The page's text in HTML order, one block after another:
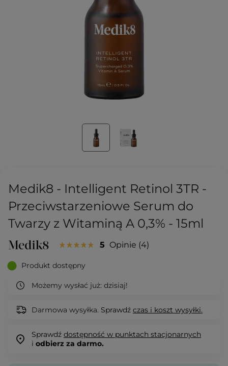
Medik8 - Intelligent Retinol 3TR -
Przeciwstarzeniowe Serum do
Twarzy z Witaminą A 0,3% - 15ml
5 Opinie 4
Produkt dostępny
Możemy wysłać już: dzisiaj!
Darmowa wysyłka. Sprawdź czas i koszt wysyłki.
Sprawdź dostępność w punktach stacjonarnych
i odbierz za darmo.